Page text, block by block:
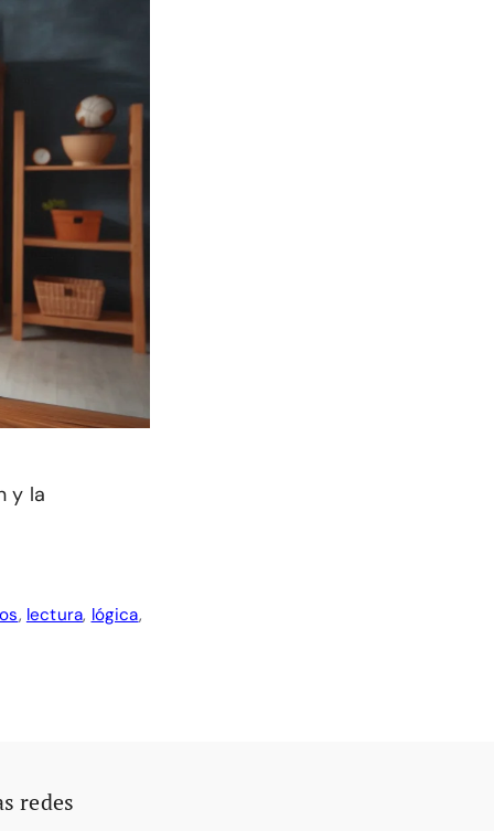
y la
, lectura, lógica,
redes